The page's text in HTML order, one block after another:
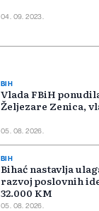
04. 09. 2023.
BIH
Vlada FBiH
Željezare Zenica,
05. 08. 2026.
BIH
Bihać nastavlja
razvoj poslovnih
32.000 KM
05. 08. 2026.